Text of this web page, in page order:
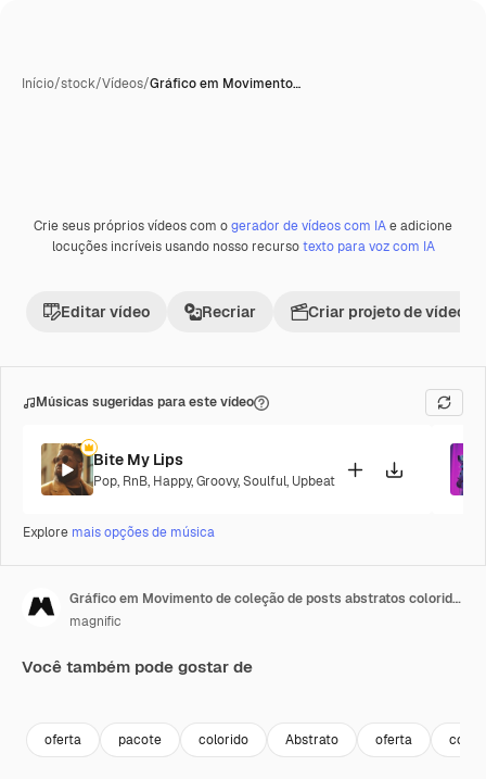
Início/stock/Vídeos/Gráfico em Movimento…
Crie seus próprios vídeos com ogerador de vídeos com IAe adicione
locuções incríveis usando nosso recursotexto para voz com IA
Editar vídeo Recriar Criar projeto de vídeo
Músicas sugeridas para este vídeo
Bite My Lips
Pop, RnB, Happy,Groovy,Soulful, Upbeat
Explore mais opções de música
Gráfico em Movimento de coleção de posts abstratos coloridos de venda para Instagram
magnific
Você também pode gostar de
oferta pacote colorido Abstrato oferta